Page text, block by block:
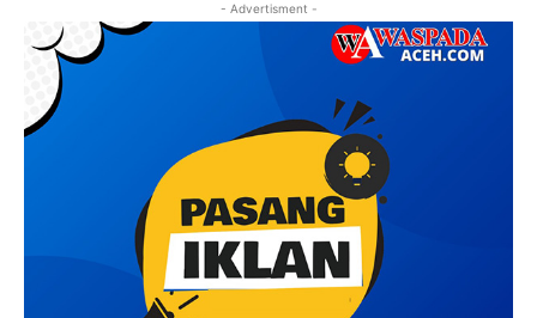
- Advertisment -